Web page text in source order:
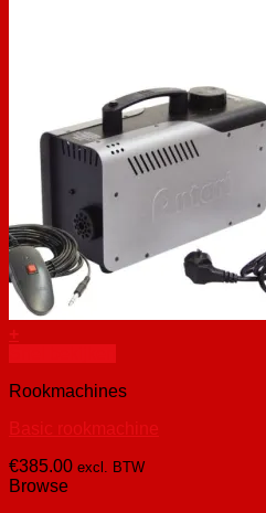
+
Rookmachines
Basic rookmachine
€385.00 excl. BTW
Browse